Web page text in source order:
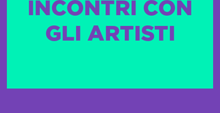
INCONTRI CON
GLI ARTISTI